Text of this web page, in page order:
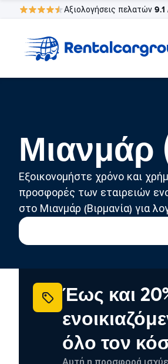
Αξιολογήσεις πελατών 9.1
Μιανμάρ
Εξοικονομήστε χρόνο και
προσφορές των εταιρειών
στο Μιανμάρ (Βιρμανία) για
Έως και
όλο τον